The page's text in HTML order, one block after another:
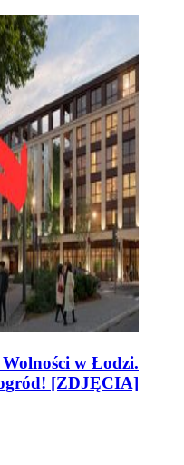
w Łodzi.
[ZDJĘCIA]